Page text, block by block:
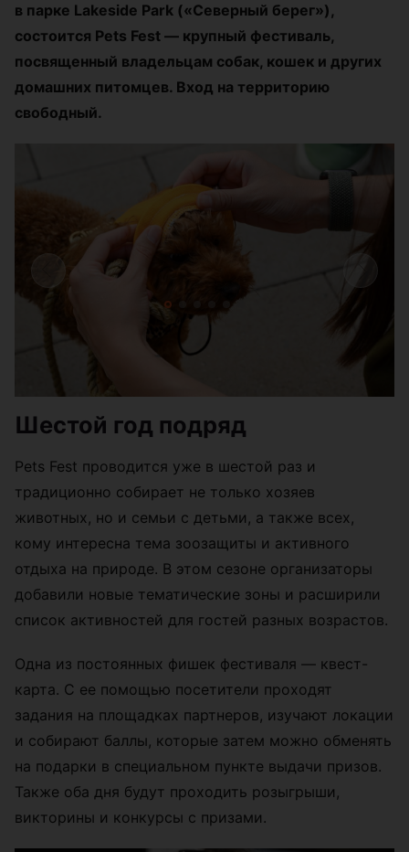
в парке Lakeside Park («Северный берег»),
состоится Pets Fest — крупный фестиваль,
посвященный владельцам собак, кошек и других
домашних питомцев. Вход на территорию
свободный.
Шестой год подряд
Pets Fest проводится уже в шестой раз и
традиционно собирает не только хозяев
животных, но и семьи с детьми, а также всех,
кому интересна тема зоозащиты и активного
отдыха на природе. В этом сезоне организаторы
добавили новые тематические зоны и расширили
список активностей для гостей разных возрастов.
Одна из постоянных фишек фестиваля — квест-
карта. С ее помощью посетители проходят
задания на площадках партнеров, изучают локации
и собирают баллы, которые затем можно обменять
на подарки в специальном пункте выдачи призов.
Также оба дня будут проходить розыгрыши,
викторины и конкурсы с призами.